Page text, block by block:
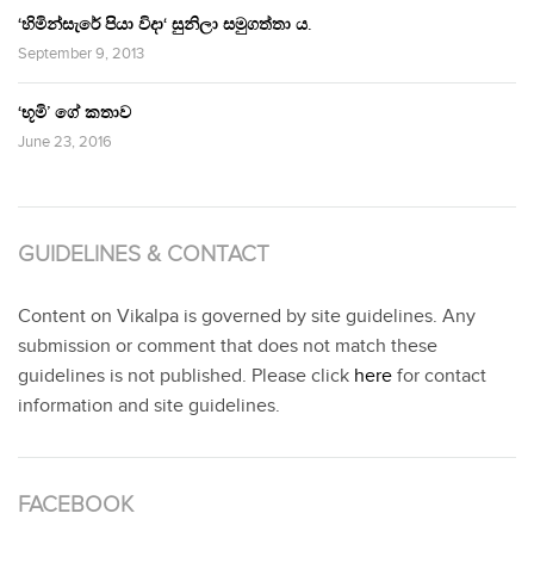
‘හිමින්සැරේ පියා විදා‘ සුනිලා සමුගත්තා ය.
September 9, 2013
‘භූමි’ ගේ කතාව
June 23, 2016
GUIDELINES & CONTACT
Content on Vikalpa is governed by site guidelines. Any
submission or comment that does not match these
guidelines is not published. Please click here for contact
information and site guidelines.
FACEBOOK